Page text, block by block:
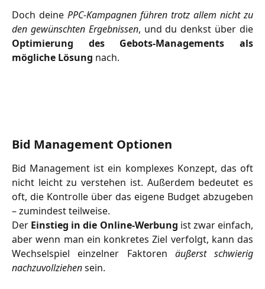
Doch deine PPC-Kampagnen führen trotz allem nicht zu
den gewünschten Ergebnissen, und du denkst über die
Optimierung des Gebots-Managements als
mögliche Lösung nach.
Bid Management Optionen
Bid Management ist ein komplexes Konzept, das oft
nicht leicht zu verstehen ist. Außerdem bedeutet es
oft, die Kontrolle über das eigene Budget abzugeben
– zumindest teilweise.
Der Einstieg in die Online-Werbung ist zwar einfach,
aber wenn man ein konkretes Ziel verfolgt, kann das
Wechselspiel einzelner Faktoren äußerst schwierig
nachzuvollziehensein.